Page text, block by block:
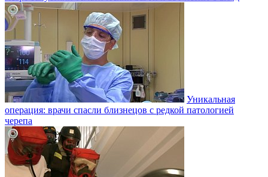
Уникальная
операция: врачи спасли близнецов с редкой патологией
черепа